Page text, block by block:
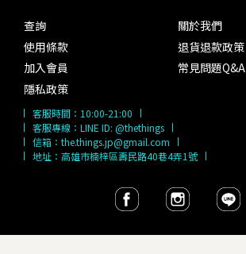
查詢
關於我們
使用條款
退貨退款政策
加入會員
常見問題Q&A
隱私政策
客服時間： 10:00-21:00
客服專線： LINE ID: @thethings
信箱： the.things.jp@gmail.com
地址：高雄市楠梓區壽民路40巷4弄1號